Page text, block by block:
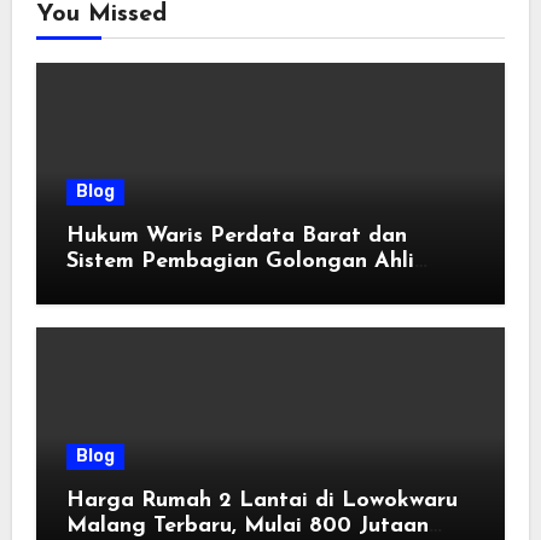
You Missed
Blog
Hukum Waris Perdata Barat dan
Sistem Pembagian Golongan Ahli
Blog
Harga Rumah 2 Lantai di Lowokwaru
Malang Terbaru, Mulai 800 Jutaan